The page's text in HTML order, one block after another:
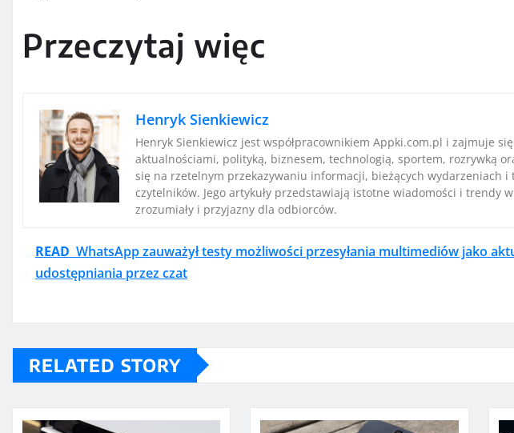
Przeczytaj więc
Henryk Sienkiewicz
Henryk Sienkiewicz jest współpracownikiem Appki.com.pl i zajmuje
aktualnościami, polityką, biznesem, technologią, sportem, rozrywką
się na rzetelnym przekazywaniu informacji, bieżących wydarzeniach i
czytelników. Jego artykuły przedstawiają istotne wiadomości i trendy
zrozumiały i przyjazny dla odbiorców.
READ WhatsApp zauważył testy możliwości przesyłania multimediów jako
udostępniania przez czat
RELATED STORY